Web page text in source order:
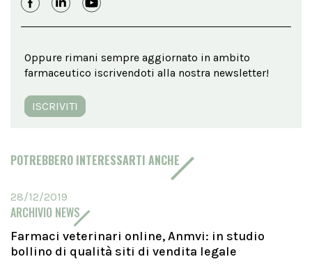
Oppure rimani sempre aggiornato in ambito
farmaceutico iscrivendoti alla nostra newsletter!
ISCRIVITI
POTREBBERO INTERESSARTI ANCHE
28/12/2019
ARCHIVIO NEWS
Farmaci veterinari online, Anmvi: in studio
bollino di qualità siti di vendita legale